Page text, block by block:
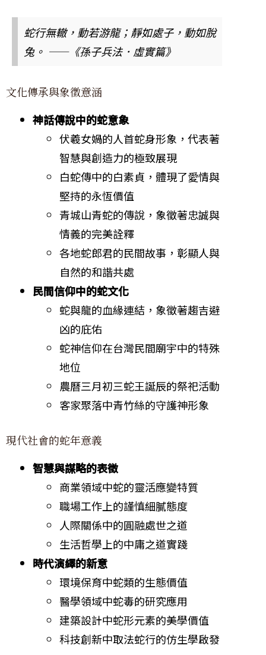
蛇行無轍，動若游龍；靜如處子，動如脫
兔。 ——《孫子兵法．虛實篇》
文化傳承與象徵意涵
神話傳說中的蛇意象
伏羲女媧的人首蛇身形象，代表著
智慧與創造力的極致展現
白蛇傳中的白素貞，體現了愛情與
堅持的永恆價值
青城山青蛇的傳說，象徵著忠誠與
情義的完美詮釋
各地蛇郎君的民間故事，彰顯人與
自然的和諧共處
民間信仰中的蛇文化
蛇與龍的血緣連結，象徵著趨吉避
凶的庇佑
蛇神信仰在台灣民間廟宇中的特殊
地位
農曆三月初三蛇王誕辰的祭祀活動
客家聚落中青竹絲的守護神形象
現代社會的蛇年意義
智慧與謀略的表徵
商業領域中蛇的靈活應變特質
職場工作上的謹慎細膩態度
人際關係中的圓融處世之道
生活哲學上的中庸之道實踐
時代演繹的新意
環境保育中蛇類的生態價值
醫學領域中蛇毒的研究應用
建築設計中蛇形元素的美學價值
科技創新中取法蛇行的仿生學啟發